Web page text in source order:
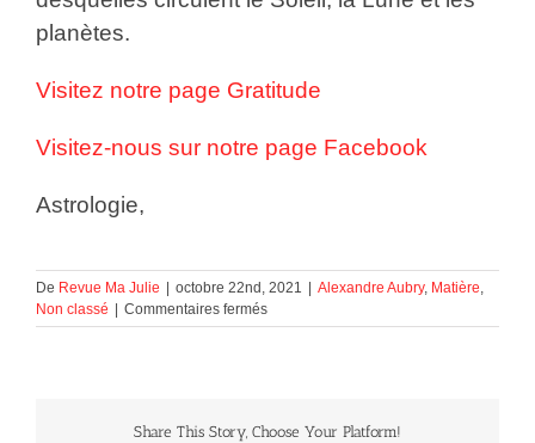
planètes.
Visitez notre page Gratitude
Visitez-nous sur notre page Facebook
Astrologie,
De Revue Ma Julie | octobre 22nd, 2021 | Alexandre Aubry, Matière
Non classé | Commentaires ferméssur
Astrologie
Share This Story, Choose Your Platform!